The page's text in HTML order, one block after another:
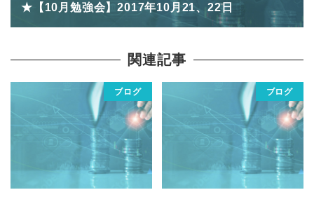
★【10月勉強会】2017年10月21、22日
関連記事
ブログ ブログ